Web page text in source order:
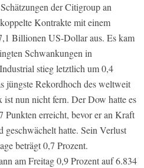
der Citigroup an
Kontrakte mit einem
Billionen US-Dollar aus. Es kam
Schwankungen in
stieg letztlich um 0,4
jüngste Rekordhoch des weltweit
nun nicht fern. Der Dow hatte es
Punkten erreicht, bevor er an Kraft
geschwächelt hatte. Sein Verlust
beträgt 0,7 Prozent.
am Freitag 0,9 Prozent auf 6.834